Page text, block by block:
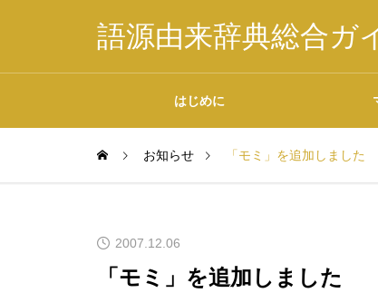
語源由来辞典総合ガ
はじめに
お知らせ 「モミ」を追加しました
2007.12.06
「モミ」を追加しました